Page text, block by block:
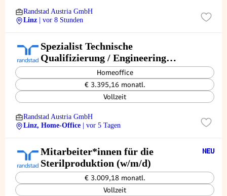
Randstad Austria GmbH
Linz
| vor 8 Stunden
Spezialist Technische
Qualifizierung / Engineering
(m/w/d)
Homeoffice
€ 3.395,16 monatl.
Vollzeit
Randstad Austria GmbH
Linz, Home-Office
| vor 5 Tagen
Mitarbeiter*innen für die
Sterilproduktion (w/m/d)
€ 3.009,18 monatl.
Vollzeit